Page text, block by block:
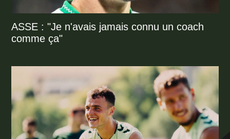
ASSE : "Je n'avais jamais connu un coach
comme ça"